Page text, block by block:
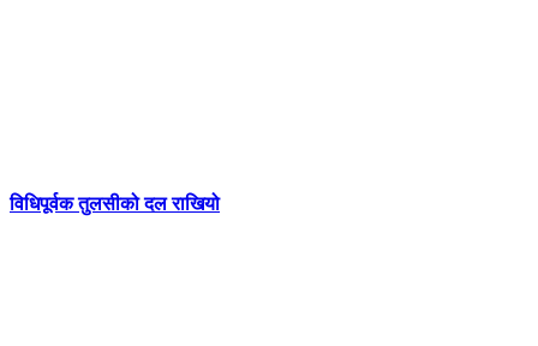
विधिपूर्वक तुलसीको दल राखियो